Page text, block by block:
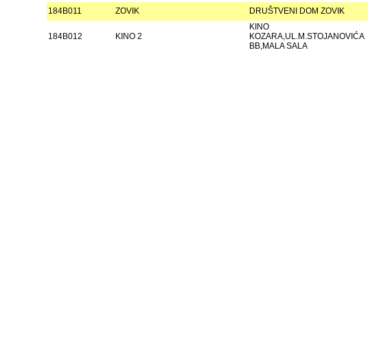
184B011
ZOVIK DRUŠTVENI DOM ZOVIK
184B012 KINO 2
KINO
KOZARA,UL.M.STOJANOVIĆA
BB,MALA SALA